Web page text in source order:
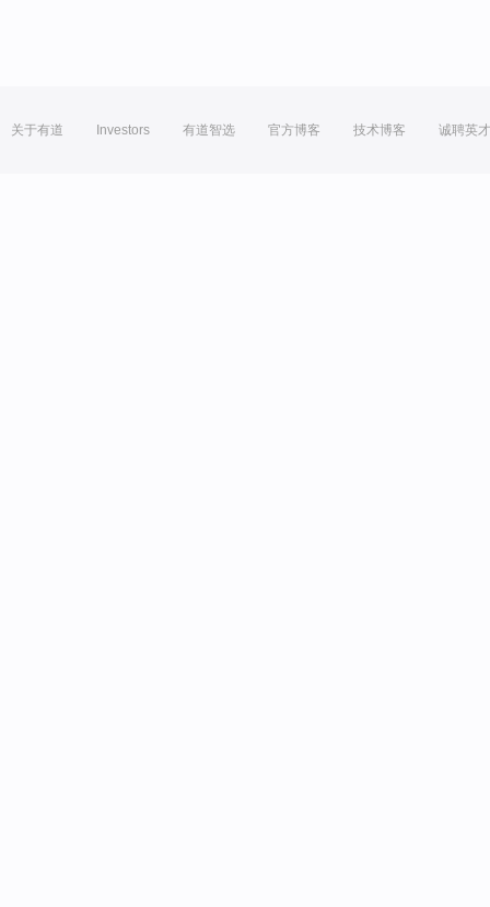
关于有道 Investors 有道智选 官方博客 技术博客 诚聘英才